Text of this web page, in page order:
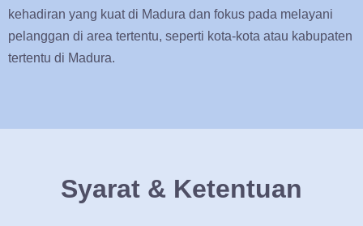
kehadiran yang kuat di Madura dan fokus pada melayani
pelanggan di area tertentu, seperti kota-kota atau kabupaten
tertentu di Madura.
Syarat & Ketentuan